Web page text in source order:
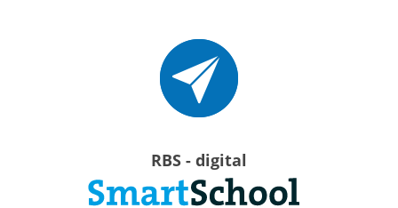
RBS - digital